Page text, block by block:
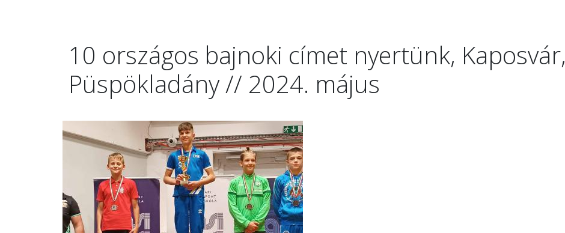
10 országos bajnoki címet nyertünk, Kaposvár,
Püspökladány // 2024. május